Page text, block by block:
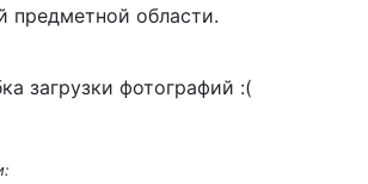
предметной области.
загрузки фотографий :(